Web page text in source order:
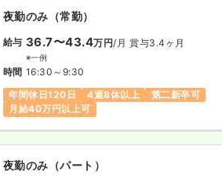
夜勤のみ（常勤）
給与 36.7〜43.4万円/月 賞与3.4ヶ月
※一例
時間 16:30～9:30
年間休日120日
4週8休以上
第二新卒可
月給40万円以上可
夜勤のみ（パート）